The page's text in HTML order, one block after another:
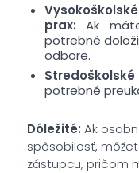
prax: Ak
potrebné
odbore.
potrebné
Dôležité: Ak
spôsobilosť,
zástupcu, pričom